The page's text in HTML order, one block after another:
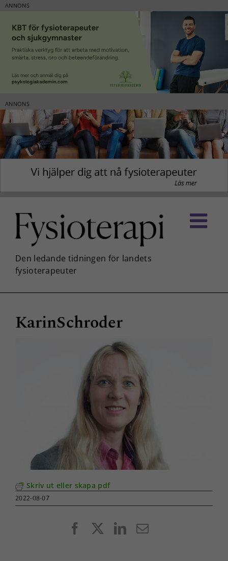
ANNONS
ANNONS
innehållet
KarinSchroder
Skriv ut eller skapa pdf
2022-08-07
FacebookLinkedIn
E-